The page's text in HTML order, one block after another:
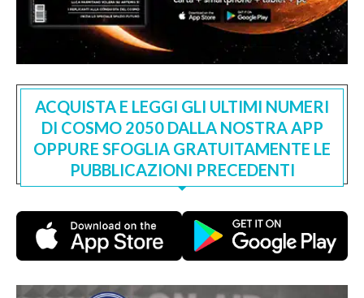
ACQUISTA E LEGGI GLI ULTIMI NUMERI
DI COSMO 2050 DALLA NOSTRA APP
OPPURE SFOGLIA GRATUITAMENTE LE
PUBBLICAZIONI PRECEDENTI